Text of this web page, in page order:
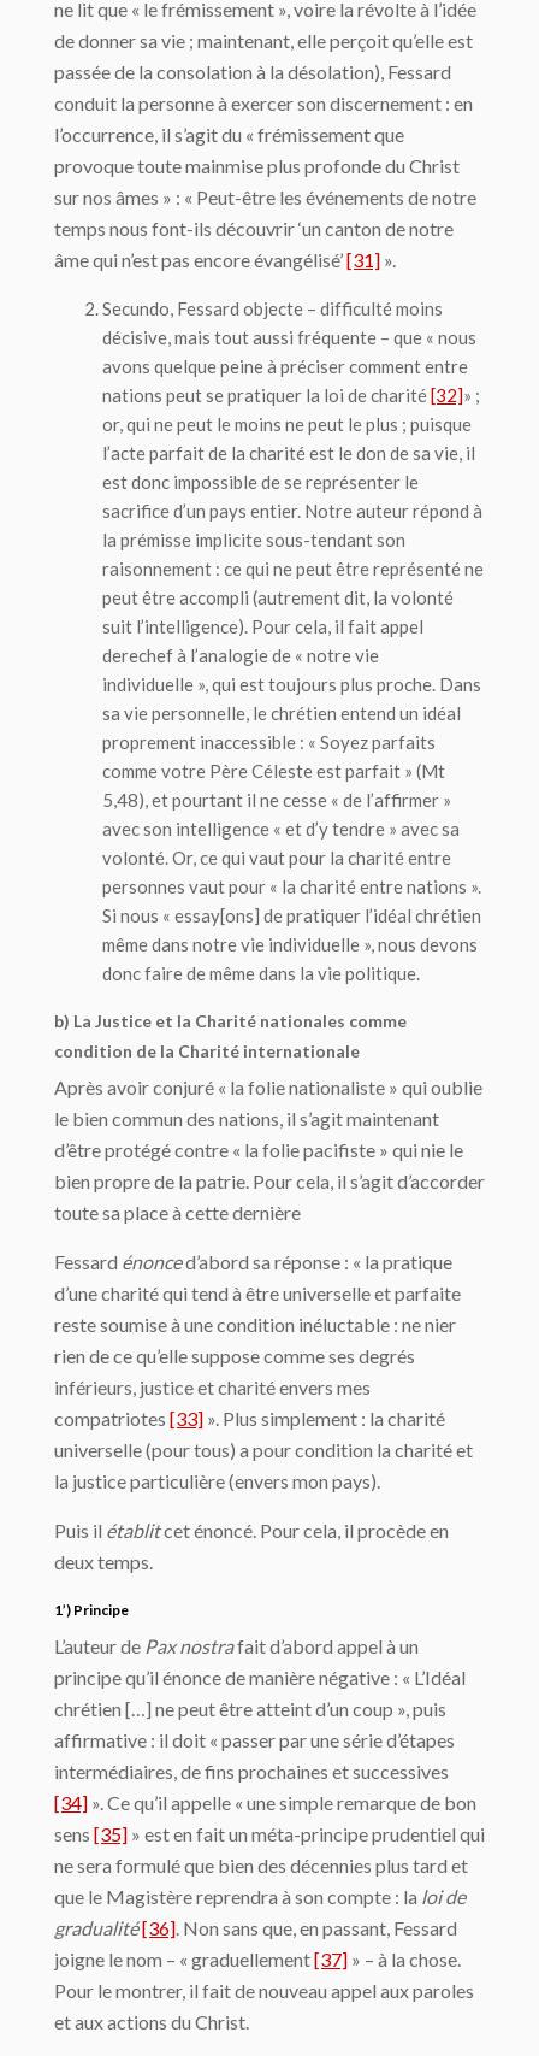
ne lit que « le frémissement », voire la révolte à l’idée
de donner sa vie ; maintenant, elle perçoit qu’elle est
passée de la consolation à la désolation), Fessard
conduit la personne à exercer son discernement : en
l’occurrence, il s’agit du « frémissement que
provoque toute mainmise plus profonde du Christ
sur nos âmes » : « Peut-être les événements de notre
temps nous font-ils découvrir ‘un canton de notre
âme qui n’est pas encore évangélisé’[31] ».
Secundo, Fessard objecte – difficulté moins
décisive, mais tout aussi fréquente – que « nous
avons quelque peine à préciser comment entre
nations peut se pratiquer la loi de charité[32]» ;
or, qui ne peut le moins ne peut le plus ; puisque
l’acte parfait de la charité est le don de sa vie, il
est donc impossible de se représenter le
sacrifice d’un pays entier. Notre auteur répond à
la prémisse implicite sous-tendant son
raisonnement : ce qui ne peut être représenté ne
peut être accompli (autrement dit, la volonté
suit l’intelligence). Pour cela, il fait appel
derechef à l’analogie de « notre vie
individuelle », qui est toujours plus proche. Dans
sa vie personnelle, le chrétien entend un idéal
proprement inaccessible : « Soyez parfaits
comme votre Père Céleste est parfait » (Mt
5,48), et pourtant il ne cesse « de l’affirmer »
avec son intelligence « et d’y tendre » avec sa
volonté. Or, ce qui vaut pour la charité entre
personnes vaut pour « la charité entre nations ».
Si nous « essay[ons] de pratiquer l’idéal chrétien
même dans notre vie individuelle », nous devons
donc faire de même dans la vie politique.
b) La Justice et la Charité nationales comme
condition de la Charité internationale
Après avoir conjuré « la folie nationaliste » qui oublie
le bien commun des nations, il s’agit maintenant
d’être protégé contre « la folie pacifiste » qui nie le
bien propre de la patrie. Pour cela, il s’agit d’accorder
toute sa place à cette dernière
Fessard énonced’abord sa réponse : « la pratique
d’une charité qui tend à être universelle et parfaite
reste soumise à une condition inéluctable : ne nier
rien de ce qu’elle suppose comme ses degrés
inférieurs, justice et charité envers mes
compatriotes [33] ». Plus simplement : la charité
universelle (pour tous) a pour condition la charité et
la justice particulière (envers mon pays).
Puis il établitcet énoncé. Pour cela, il procède en
deux temps.
1’) Principe
L’auteur de Pax nostrafait d’abord appel à un
principe qu’il énonce de manière négative : « L’Idéal
chrétien […] ne peut être atteint d’un coup », puis
affirmative : il doit « passer par une série d’étapes
intermédiaires, de fins prochaines et successives
[34] ». Ce qu’il appelle « une simple remarque de bon
sens [35] » est en fait un méta-principe prudentiel qui
ne sera formulé que bien des décennies plus tard et
que le Magistère reprendra à son compte : la loi de
gradualité[36] . Non sans que, en passant, Fessard
joigne le nom – « graduellement[37] » – à la chose.
Pour le montrer, il fait de nouveau appel aux paroles
et aux actions du Christ.